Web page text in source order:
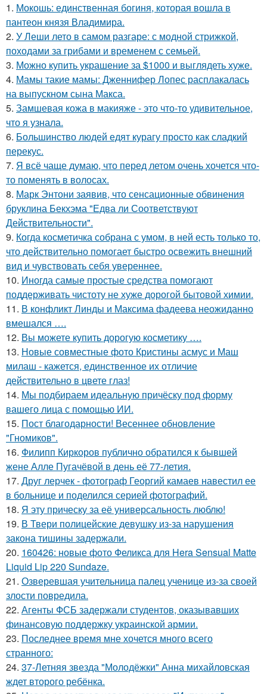
1. Мокошь: единственная богиня, которая вошла в
пантеон князя Владимира.
2. У Леши лето в самом разгаре: с модной стрижкой,
походами за грибами и временем с семьей.
3. Можно купить украшение за $1000 и выглядеть хуже.
4. Мамы такие мамы: Дженнифер Лопес расплакалась
на выпускном сына Макса.
5. Замшевая кожа в макияже - это что-то удивительное,
что я узнала.
6. Большинство людей едят курагу просто как сладкий
перекус.
7. Я всё чаще думаю, что перед летом очень хочется что-
то поменять в волосах.
8. Марк Энтони заявив, что сенсационные обвинения
бруклина Бекхэма "Едва ли Соответствуют
Действительности".
9. Когда косметичка собрана с умом, в ней есть только то,
что действительно помогает быстро освежить внешний
вид и чувствовать себя увереннее.
10. Иногда самые простые средства помогают
поддерживать чистоту не хуже дорогой бытовой химии.
11. В конфликт Линды и Максима фадеева неожиданно
вмешался ….
12. Вы можете купить дорогую косметику ….
13. Новые совместные фото Кристины асмус и Маш
милаш - кажется, единственное их отличие
действительно в цвете глаз!
14. Мы подбираем идеальную причёску под форму
вашего лица с помощью ИИ.
15. Пост благодарности! Весеннее обновление
"Гномиков".
16. Филипп Киркоров публично обратился к бывшей
жене Алле Пугачёвой в день её 77-летия.
17. Друг лерчек - фотограф Георгий камаев навестил ее
в больнице и поделился серией фотографий.
18. Я эту прическу за её универсальность люблю!
19. В Твери полицейские девушку из-за нарушения
закона тишины задержали.
20. 160426: новые фото Феликса для Hera Sensual Matte
Liquid Lip 220 Sundaze.
21. Озверевшая учительница палец ученице из-за своей
злости повредила.
22. Агенты ФСБ задержали студентов, оказывавших
финансовую поддержку украинской армии.
23. Последнее время мне хочется много всего
странного:
24. 37-Летняя звезда "Молодёжки" Анна михайловская
ждет второго ребёнка.